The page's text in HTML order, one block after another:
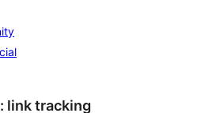
پلگ ان ٹیگ: link tracking